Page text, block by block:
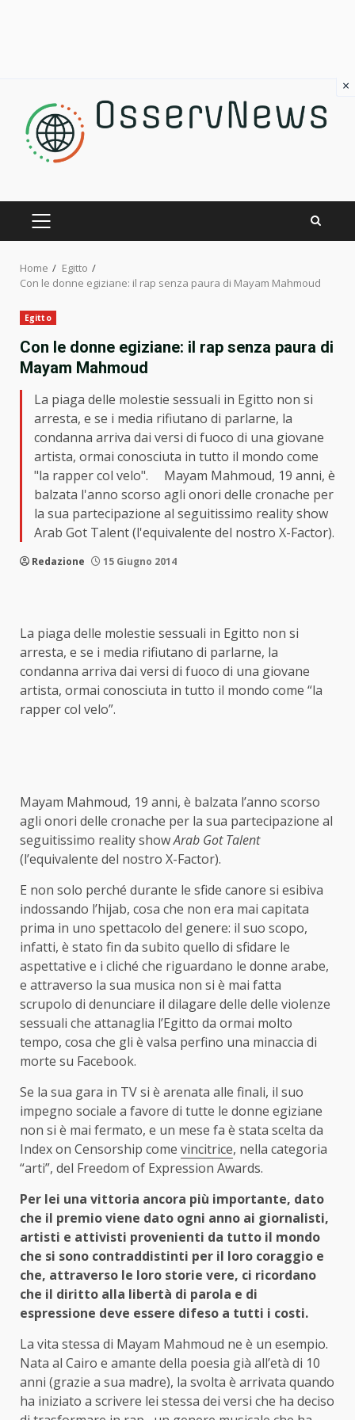
content
PRIMARY
MENU
Home
Egitto
Con le donne egiziane: il rap senza paura di Mayam Mahmoud
Egitto
Con le donne egiziane: il rap senza paura di
Mayam Mahmoud
La piaga delle molestie sessuali in Egitto non si
arresta, e se i media rifiutano di parlarne, la
condanna arriva dai versi di fuoco di una giovane
artista, ormai conosciuta in tutto il mondo come
"la rapper col velo". Mayam Mahmoud, 19 anni, è
balzata l'anno scorso agli onori delle cronache per
la sua partecipazione al seguitissimo reality show
Arab Got Talent (l'equivalente del nostro X-Factor).
Redazione 15 Giugno 2014
La piaga delle molestie sessuali in Egitto non si
arresta, e se i media rifiutano di parlarne, la
condanna arriva dai versi di fuoco di una giovane
artista, ormai conosciuta in tutto il mondo come “la
rapper col velo”.
Mayam Mahmoud, 19 anni, è balzata l’anno scorso
agli onori delle cronache per la sua partecipazione al
seguitissimo reality showArab Got Talent
(l’equivalente del nostro X-Factor).
E non solo perché durante le sfide canore si esibiva
indossando l’hijab, cosa che non era mai capitata
prima in uno spettacolo del genere: il suo scopo,
infatti, è stato fin da subito quello di sfidare le
aspettative e i cliché che riguardano le donne arabe,
e attraverso la sua musica non si è mai fatta
scrupolo di denunciare il dilagare delle delle violenze
sessuali che attanaglia l’Egitto da ormai molto
tempo, cosa che gli è valsa perfino una minaccia di
morte su Facebook.
Se la sua gara in TV si è arenata alle finali, il suo
impegno sociale a favore di tutte le donne egiziane
non si è mai fermato, e un mese fa è stata scelta da
Index on Censorship come vincitrice, nella categoria
“arti”, del Freedom of Expression Awards.
Per lei una vittoria ancora più importante, dato
che il premio viene dato ogni anno ai giornalisti,
artisti e attivisti provenienti da tutto il mondo
che si sono contraddistinti per il loro coraggio e
che, attraverso le loro storie vere, ci ricordano
che il diritto alla libertà di parola e di
espressione deve essere difeso a tutti i costi.
La vita stessa di Mayam Mahmoud ne è un esempio.
Nata al Cairo e amante della poesia già all’età di 10
anni (grazie a sua madre), la svolta è arrivata quando
ha iniziato a scrivere lei stessa dei versi che ha deciso
×